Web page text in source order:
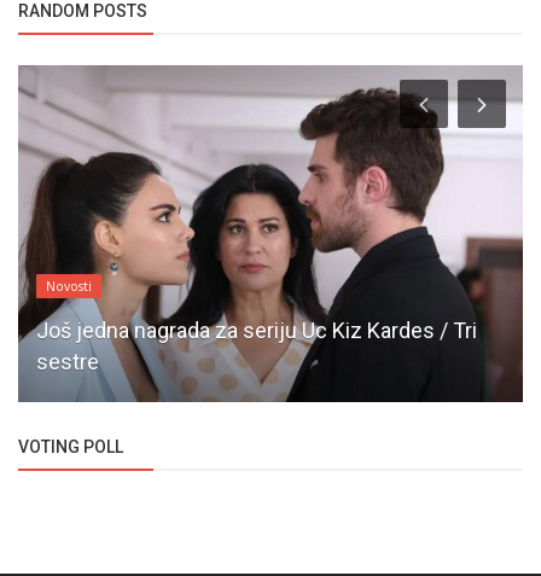
RANDOM POSTS
Novosti
Još jedna nagrada za seriju Uc Kiz Kardes / Tri
sestre
VOTING POLL